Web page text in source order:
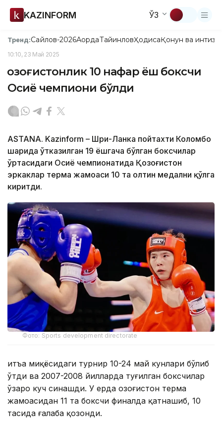
KAZINFORM ЎЗ
Тренд:Сайлов-2026АқордаТайинловҲодисаҚонун ва
10:10, 23 Май 2025
Қозоғистонлик 10 нафар ёш боксчи
Осиё чемпиони бўлди
ASTANA. Kazinform – Шри-Ланка пойтахти Коломбо
шаҳрида ўтказилган 19 ёшгача бўлган боксчилар
ўртасидаги Осиё чемпионатида Қозоғистон
эркаклар терма жамоаси 10 та олтин медални қўлга
киритди.
Фото: Sports development directorate
Қитъа миқёсидаги турнир 10-24 май кунлари бўлиб
ўтди ва 2007-2008 йилларда туғилган боксчилар
ўзаро куч синашди. У ерда Қозоғистон терма
жамоасидан 11 та боксчи финалда қатнашиб, 10
тасида ғалаба қозонди.